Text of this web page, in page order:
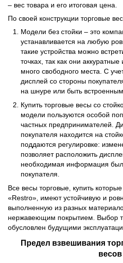
– вес товара и его итоговая цена.
По своей конструкции торговые
Модели без стойки – это
устанавливается на любую
такие устройства можно
точках, так как они
много свободного места. С
дисплей со стороны
на шнуре или быть встроенным
Купить торговые весы со
модели пользуются особой
частных предпринимателей.
покупателя находится на
поддаются регулировке:
позволяет расположить
необходимая информация
покупателя.
Все весы торговые, купить
«Restro», имеют устойчивую и
выполненную из разных
нержавеющим покрытием. Выбор
обусловлен будущими
Предел взвешивания
весов